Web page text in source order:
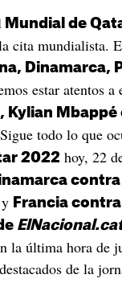
Mundial de
cita mundialista.
Dinamarca,
estar atentos a
Kylian Mbappé
todo lo que
2022 hoy, 22
contra
y Francia
la última hora de
de la